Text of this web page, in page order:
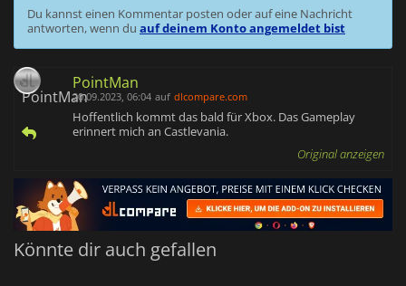
Du kannst einen Kommentar posten oder auf eine Nachricht
antworten, wenn du auf deinem Konto angemeldet bist
PointMan
20.09.2023, 06:04 auf dlcompare.com
Hoffentlich kommt das bald für Xbox. Das Gameplay
erinnert mich an Castlevania.
Original anzeigen
Könnte dir auch gefallen